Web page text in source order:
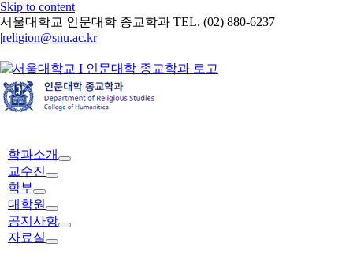
Skip to content
서울대학교 인문대학 종교학과 TEL. (02) 880-6237
|religion@snu.ac.kr
학과소개
교수진
학부
대학원
공지사항
자료실